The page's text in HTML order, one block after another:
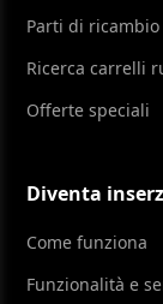
Parti di
Ricerca carrelli
Offerte speciali
Diventa
Come funziona
Funzionalità e